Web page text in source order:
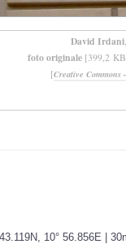
David Irdani
foto originale [399,2
[Creative
10° 56.856E |